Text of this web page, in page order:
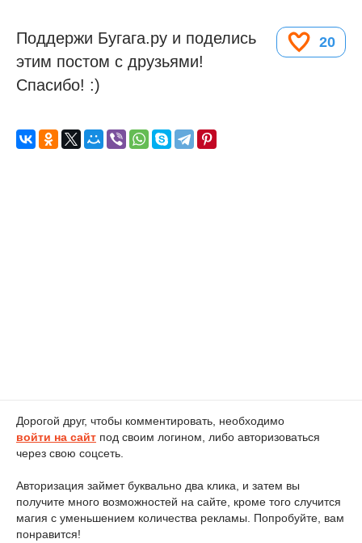
20
Поддержи Бугага.ру и поделись
этим постом с друзьями!
Спасибо! :)
Дорогой друг, чтобы комментировать, необходимо
войти на сайт под своим логином, либо авторизоваться
через свою соцсеть.
Авторизация займет буквально два клика, и затем вы
получите много возможностей на сайте, кроме того случится
магия с уменьшением количества рекламы. Попробуйте, вам
понравится!